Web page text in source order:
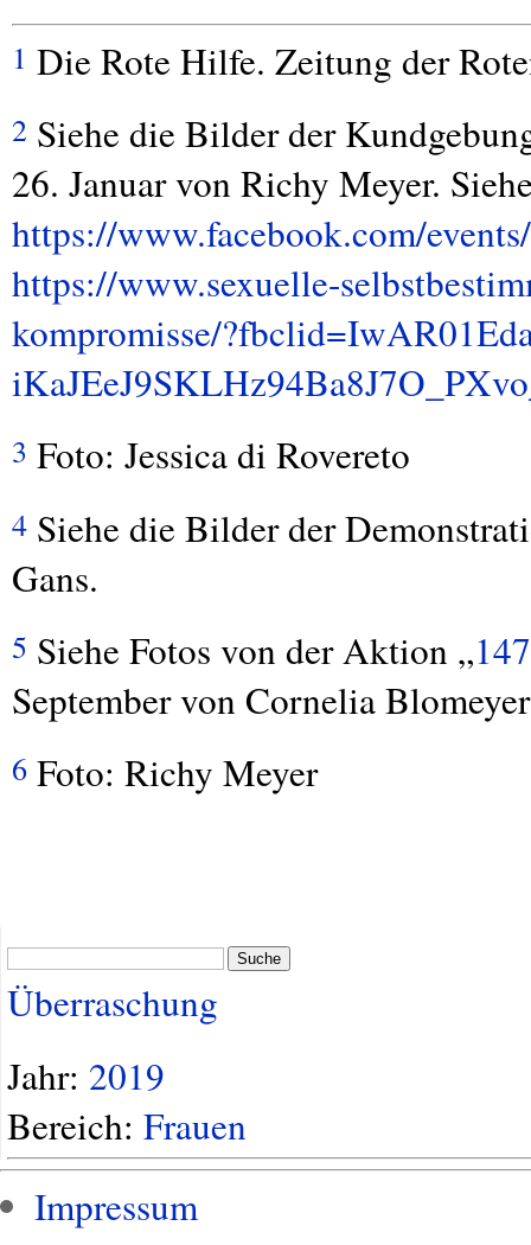
1 Die Rote Hilfe. Zeitung der
2 Siehe die Bilder der
26. Januar von Richy Meyer.
https://www.facebook.com/
https://www.sexuelle-
kompromisse/
3 Foto: Jessica di Rovereto
4 Siehe die Bilder der
Gans.
5 Siehe Fotos von der Aktion „
September von Cornelia
6 Foto: Richy Meyer
Suche
Überraschung
Jahr: 2019
Bereich: Frauen
Impressum